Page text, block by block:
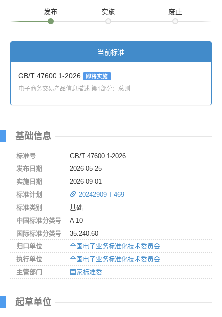
发布 实施 废止
当前标准
GB/T 47600.1-2026 即将实施
电子商务交易产品信息描述 第1部分：总则
基础信息
标准号
GB/T 47600.1-2026
发布日期
2026-05-25
实施日期
2026-09-01
标准计划
20242909-T-469
标准类别
基础
中国标准分类号
A 10
国际标准分类号
35.240.60
归口单位
全国电子业务标准化技术委员会
执行单位
全国电子业务标准化技术委员会
主管部门
国家标准委
起草单位